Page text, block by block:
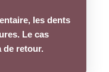
les dents
Le cas
de retour.